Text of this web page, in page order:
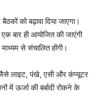
को बढ़ावा दिया जाएगा।
बार ही आयोजित की जाएंगी
से संचालित होंगी।
लाइट, पंखे, एसी और कंप्यूटर
में ऊर्जा की बर्बादी रोकने के